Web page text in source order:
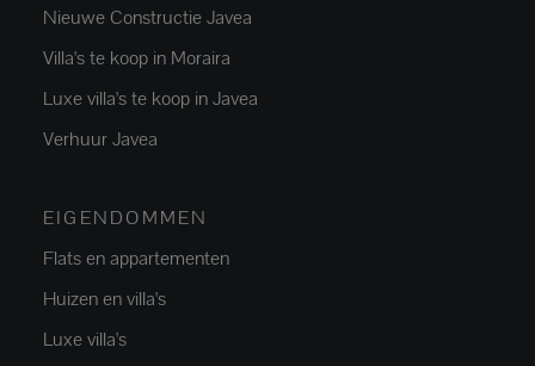
Nieuwe Constructie Javea
Villa's te koop in Moraira
Luxe villa's te koop in Javea
Verhuur Javea
EIGENDOMMEN
Flats en appartementen
Huizen en villa's
Luxe villa's